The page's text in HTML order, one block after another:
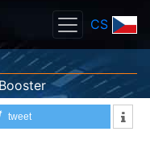
CS
tweet